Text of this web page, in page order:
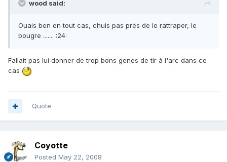
wood said:
Ouais ben en tout cas, chuis pas près de le rattraper, le
bougre ....... :24:
Fallait pas lui donner de trop bons genes de tir à l'arc dans ce
cas
Quote
Coyotte
Posted May 22, 2008